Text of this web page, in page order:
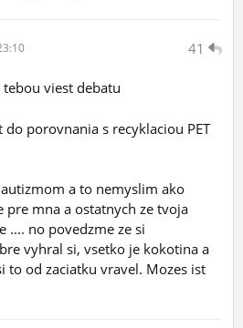
41
tebou viest debatu
porovnania s recyklaciou PET
a to nemyslim ako
pre mna a ostatnych ze tvoja
.... no povedzme ze si
vyhral si, vsetko je kokotina a
to od zaciatku vravel. Mozes ist